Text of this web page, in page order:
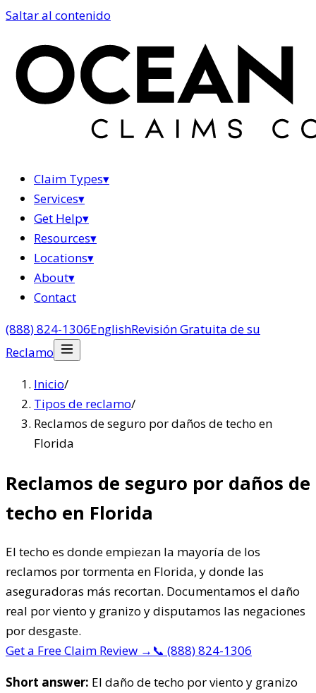
Saltar al contenido
Claim Types▾
Services▾
Get Help▾
Resources▾
Locations▾
About▾
Contact
(888) 824-1306EnglishRevisión Gratuita de su
Reclamo
Inicio/
Tipos de reclamo/
Reclamos de seguro por daños de techo en
Florida
Reclamos de seguro por daños de
techo en Florida
El techo es donde empiezan la mayoría de los
reclamos por tormenta en Florida, y donde las
aseguradoras más recortan. Documentamos el daño
real por viento y granizo y disputamos las negaciones
por desgaste.
Get a Free Claim Review → 📞 (888) 824-1306
Short answer: El daño de techo por viento y granizo